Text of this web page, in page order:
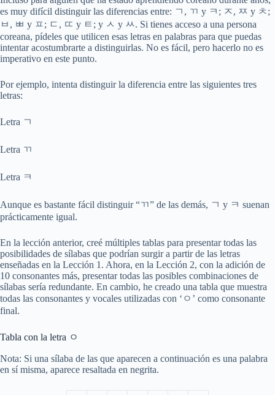
es muy difícil distinguir las diferencias entre: ㄱ, ㄲ y ㅋ; ㅈ, ㅉ y ㅊ;
ㅂ, ㅃ y ㅍ; ㄷ, ㄸ y ㅌ; y ㅅ y ㅆ. Si tienes acceso a una persona
coreana, pídeles que utilicen esas letras en palabras para que puedas
intentar acostumbrarte a distinguirlas. No es fácil, pero hacerlo no es
imperativo en este punto.
Por ejemplo, intenta distinguir la diferencia entre las siguientes tres
letras:
Letra ㄱ
Letra ㄲ
Letra ㅋ
Aunque es bastante fácil distinguir “ㄲ” de las demás, ㄱ y ㅋ suenan
prácticamente igual.
En la lección anterior, creé múltiples tablas para presentar todas las
posibilidades de sílabas que podrían surgir a partir de las letras
enseñadas en la Lección 1. Ahora, en la Lección 2, con la adición de
10 consonantes más, presentar todas las posibles combinaciones de
sílabas sería redundante. En cambio, he creado una tabla que muestra
todas las consonantes y vocales utilizadas con ‘ㅇ’ como consonante
final.
Tabla con la letra ㅇ
Nota: Si una sílaba de las que aparecen a continuación es una palabra
en sí misma, aparece resaltada en negrita.